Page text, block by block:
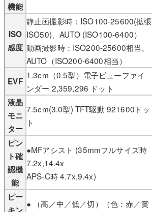
機能
ISO
感度
静止画撮影時：ISO100-25600(拡張
ISO50)、AUTO (ISO100-6400）
動画撮影時：ISO200-25600相当、
AUTO（ISO200-6400相当）
EVF
1.3cm（0.5型）電子ビューファイ
ンダー 2,359,296 ドット
液晶
モニ
ター
7.5cm(3.0型) TFT駆動 921600ドッ
ト
ピン
ト確
認機
能
●MFアシスト (35mmフルサイズ時
7.2x,14.4x
APS-C時 4.7x,9.4x)
ピー
● （高／中／低／切）（色：赤／黄